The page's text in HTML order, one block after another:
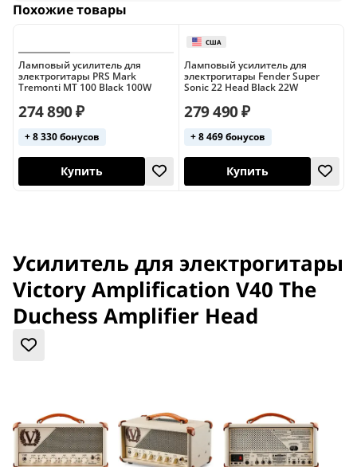
Похожие товары
Ламповый усилитель для
электрогитары PRS Mark
Tremonti MT 100 Black 100W
274 890 ₽
+ 8 330 бонусов
Ламповый усилитель для
электрогитары Fender Super
Sonic 22 Head Black 22W
США
279 490 ₽
+ 8 469 бонусов
Усилитель для электрогитары
Victory Amplification V40 The
Duchess Amplifier Head